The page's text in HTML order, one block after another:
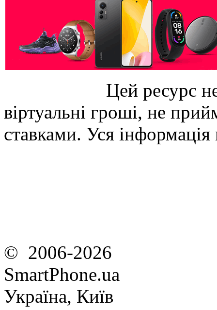
Цей ресурс
віртуальні гроші, не
ставками. Уся
© 2006-2026
SmartPhone.ua
Україна, Київ